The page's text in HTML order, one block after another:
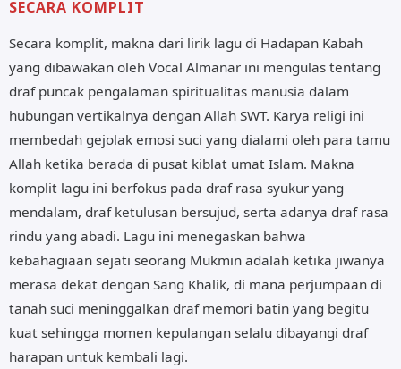
SECARA KOMPLIT
Secara komplit, makna dari lirik lagu di Hadapan Kabah
yang dibawakan oleh Vocal Almanar ini mengulas tentang
draf puncak pengalaman spiritualitas manusia dalam
hubungan vertikalnya dengan Allah SWT. Karya religi ini
membedah gejolak emosi suci yang dialami oleh para tamu
Allah ketika berada di pusat kiblat umat Islam. Makna
komplit lagu ini berfokus pada draf rasa syukur yang
mendalam, draf ketulusan bersujud, serta adanya draf rasa
rindu yang abadi. Lagu ini menegaskan bahwa
kebahagiaan sejati seorang Mukmin adalah ketika jiwanya
merasa dekat dengan Sang Khalik, di mana perjumpaan di
tanah suci meninggalkan draf memori batin yang begitu
kuat sehingga momen kepulangan selalu dibayangi draf
harapan untuk kembali lagi.